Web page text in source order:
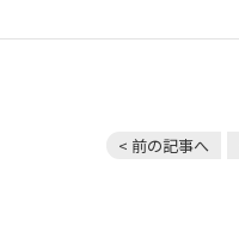
< 前の記事へ